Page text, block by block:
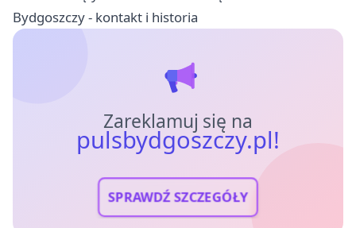
Bydgoszczy - kontakt i historia
Zareklamuj się na
pulsbydgoszczy.pl!
SPRAWDŹ SZCZEGÓŁY